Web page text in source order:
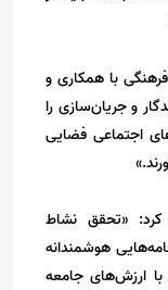
با همکاری و
و جریان‌سازی را
اجتماعی فضایی
کرد: «تحقق نشاط
هوشمندانه
ارزش‌های جامعه